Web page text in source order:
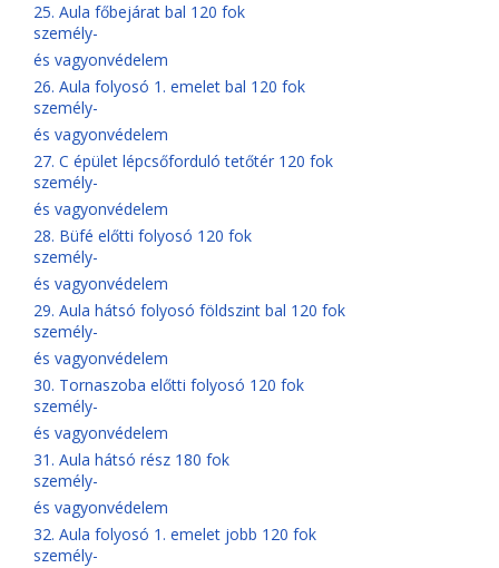
25. Aula főbejárat bal 120 fok
személy-
és vagyonvédelem
26. Aula folyosó 1. emelet bal 120 fok
személy-
és vagyonvédelem
27. C épület lépcsőforduló tetőtér 120 fok
személy-
és vagyonvédelem
28. Büfé előtti folyosó 120 fok
személy-
és vagyonvédelem
29. Aula hátsó folyosó földszint bal 120 fok
személy-
és vagyonvédelem
30. Tornaszoba előtti folyosó 120 fok
személy-
és vagyonvédelem
31. Aula hátsó rész 180 fok
személy-
és vagyonvédelem
32. Aula folyosó 1. emelet jobb 120 fok
személy-